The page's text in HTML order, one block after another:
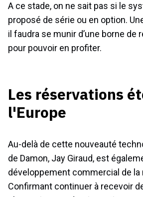
A ce stade, on ne sait pas si le
proposé de série ou en option.
il faudra se munir d’une borne de
pour pouvoir en profiter.
Les réservations
l'Europe
Au-delà de cette nouveauté
de Damon, Jay Giraud, est
développement commercial de la
Confirmant continuer à recevoir